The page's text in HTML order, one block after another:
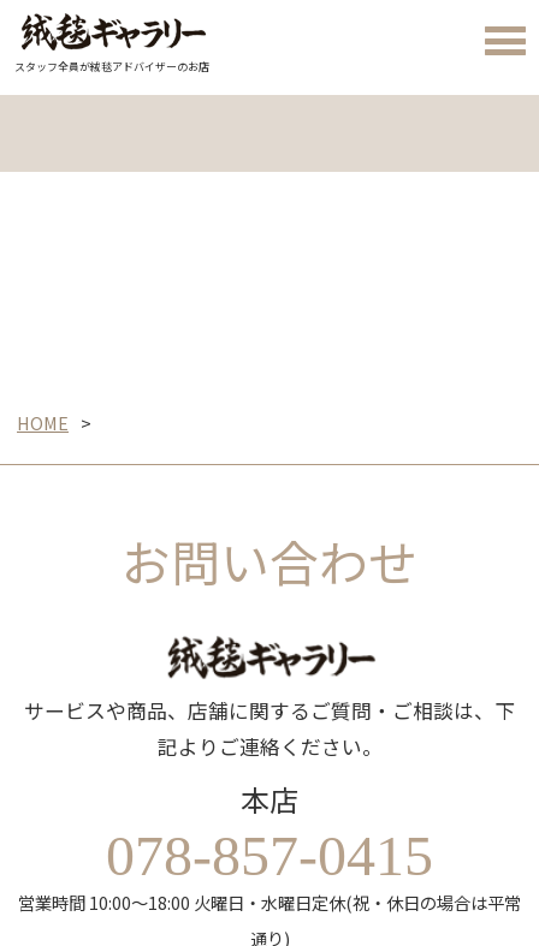
スタッフ全員が絨毯アドバイザーのお店
HOME
お問い合わせ
サービスや商品、店舗に関するご質問・ご相談は、下
記よりご連絡ください。
本店
078-857-0415
営業時間 10:00～18:00 火曜日・水曜日定休(祝・休日の場合は平常
通り)